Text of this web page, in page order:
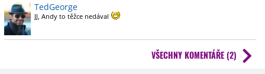
TedGeorge
JJ, Andy to těžce nedával
VŠECHNY KOMENTÁŘE (2)